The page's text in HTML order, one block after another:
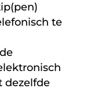
te
dezelfde